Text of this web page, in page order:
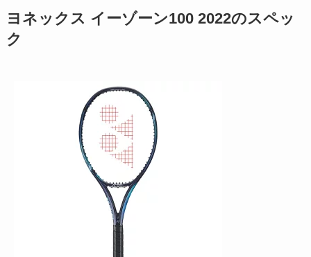
ヨネックス イーゾーン100 2022のスペッ
ク